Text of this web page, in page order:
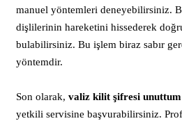
manuel yöntemleri deneyebilirsiniz.
dişlilerinin hareketini hissederek
bulabilirsiniz. Bu işlem biraz sabır
yöntemdir.
Son olarak, valiz kilit şifresi unuttum
yetkili servisine başvurabilirsiniz.